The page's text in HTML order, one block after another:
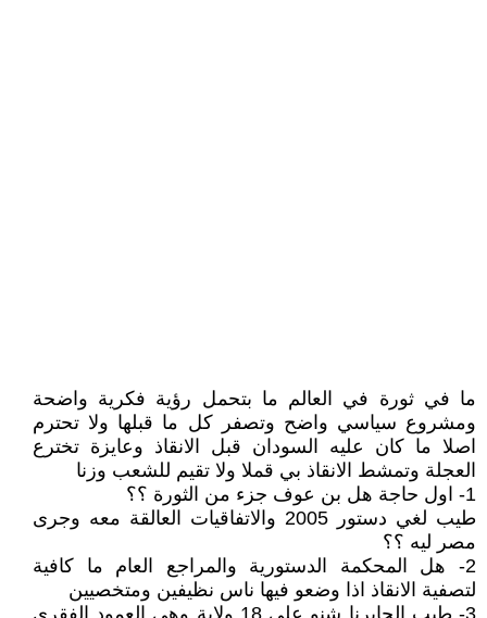
ما في ثورة في العالم ما بتحمل رؤية فكرية واضحة
ومشروع سياسي واضح وتصفر كل ما قبلها ولا تحترم
اصلا ما كان عليه السودان قبل الانقاذ وعايزة تخترع
العجلة وتمشط الانقاذ بي قملا ولا تقيم للشعب وزنا
1- اول حاجة هل بن عوف جزء من الثورة ؟؟
طيب لغي دستور 2005 والاتفاقيات العالقة معه وجرى
مصر ليه ؟؟
2- هل المحكمة الدستورية والمراجع العام ما كافية
لتصفية الانقاذ اذا وضعو فيها ناس نظيفين ومتخصيين